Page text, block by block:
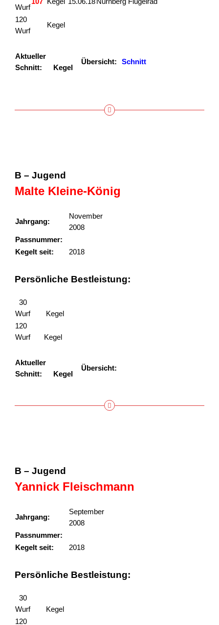
Wurf
120
Wurf
Kegel
Aktueller
Schnitt:
Kegel
Übersicht: Schnitt
B – Jugend
Malte Kleine-König
Jahrgang:
November
2008
Passnummer:
Kegelt seit:
2018
Persönliche Bestleistung:
30
Wurf
Kegel
120
Wurf
Kegel
Aktueller
Schnitt:
Kegel
Übersicht:
B – Jugend
Yannick Fleischmann
Jahrgang:
September
2008
Passnummer:
Kegelt seit:
2018
Persönliche Bestleistung:
30
Wurf
Kegel
120